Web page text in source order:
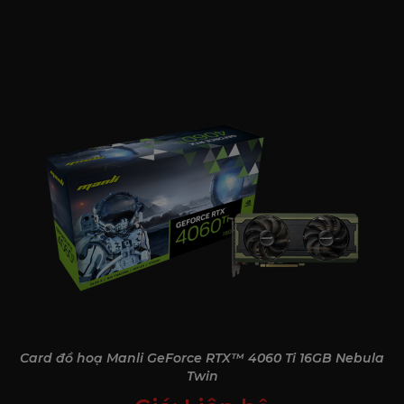
NVIDIA DLSS 3
Bứt phá hiệu năng, nhờ sức mạnh của AI
thế hệ 4 và Bộ tăng tốc dòng quang học trên GPU
GeForce RTX 40 Series, DLSS 3 sử dụng AI để tạo ra thêm
Card đồ hoạ Manli GeForce RTX™ 4060 Ti 16GB Nebula
Twin